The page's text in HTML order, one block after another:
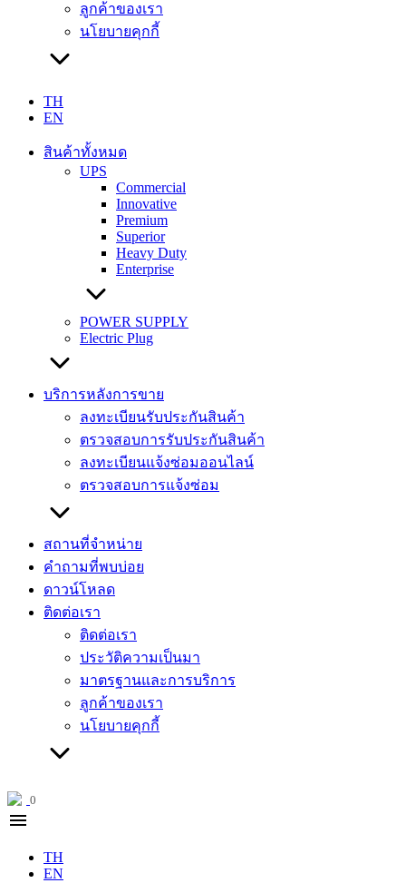
ลูกค้าของเรา
นโยบายคุกกี้
TH
EN
สินค้าทั้งหมด
UPS
Commercial
Innovative
Premium
Superior
Heavy Duty
Enterprise
POWER SUPPLY
Electric Plug
บริการหลังการขาย
ลงทะเบียนรับประกันสินค้า
ตรวจสอบการรับประกันสินค้า
ลงทะเบียนแจ้งซ่อมออนไลน์
ตรวจสอบการแจ้งซ่อม
สถานที่จำหน่าย
คำถามที่พบบ่อย
ดาวน์โหลด
ติดต่อเรา
ติดต่อเรา
ประวัติความเป็นมา
มาตรฐานและการบริการ
ลูกค้าของเรา
นโยบายคุกกี้
0
menu
TH
EN